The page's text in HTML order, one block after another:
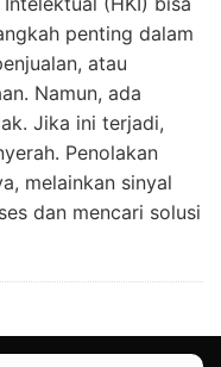
penting dalam
atau
Namun, ada
Jika ini terjadi,
Penolakan
melainkan sinyal
dan mencari solusi